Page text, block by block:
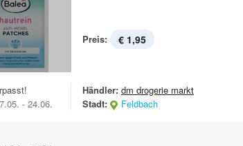
Preis: € 1,95
- 24.06.
Händler: dm drogerie markt
Stadt:
Feldbach